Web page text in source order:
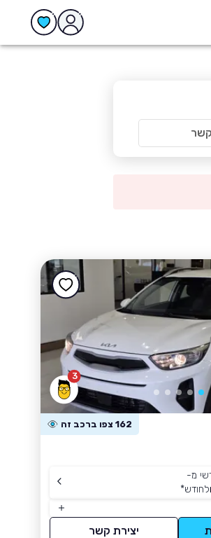
3
162 צפו ברכב זה
מ-
לחודש*
יצירת קשר